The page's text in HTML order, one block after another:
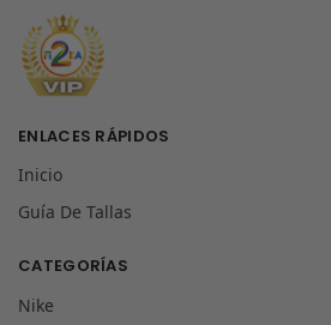
ENLACES RÁPIDOS
Inicio
Guía De Tallas
CATEGORÍAS
Nike